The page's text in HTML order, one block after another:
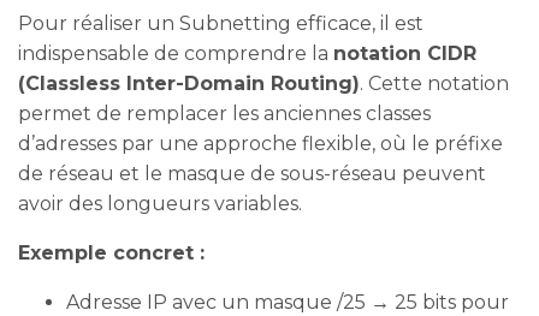
Pour réaliser un Subnetting efficace, il est
indispensable de comprendre la notation CIDR
(Classless Inter-Domain Routing). Cette notation
permet de remplacer les anciennes classes
d’adresses par une approche flexible, où le préfixe
de réseau et le masque de sous-réseau peuvent
avoir des longueurs variables.
Exemple concret :
Adresse IP avec un masque /25 → 25 bits pour